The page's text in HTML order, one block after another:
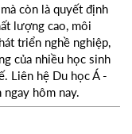
còn là quyết định
lượng cao, môi
triển nghề nghiệp,
của nhiều học sinh
Liên hệ Du học Á -
ngay hôm nay.